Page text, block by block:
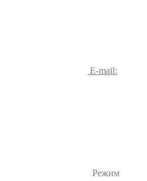
E-mail:
Режим